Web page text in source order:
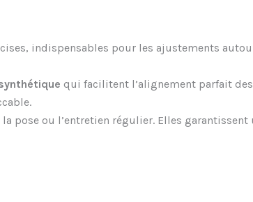
indispensables pour les ajustements
qui facilitent l’alignement parfait
la pose ou l’entretien régulier. Elles